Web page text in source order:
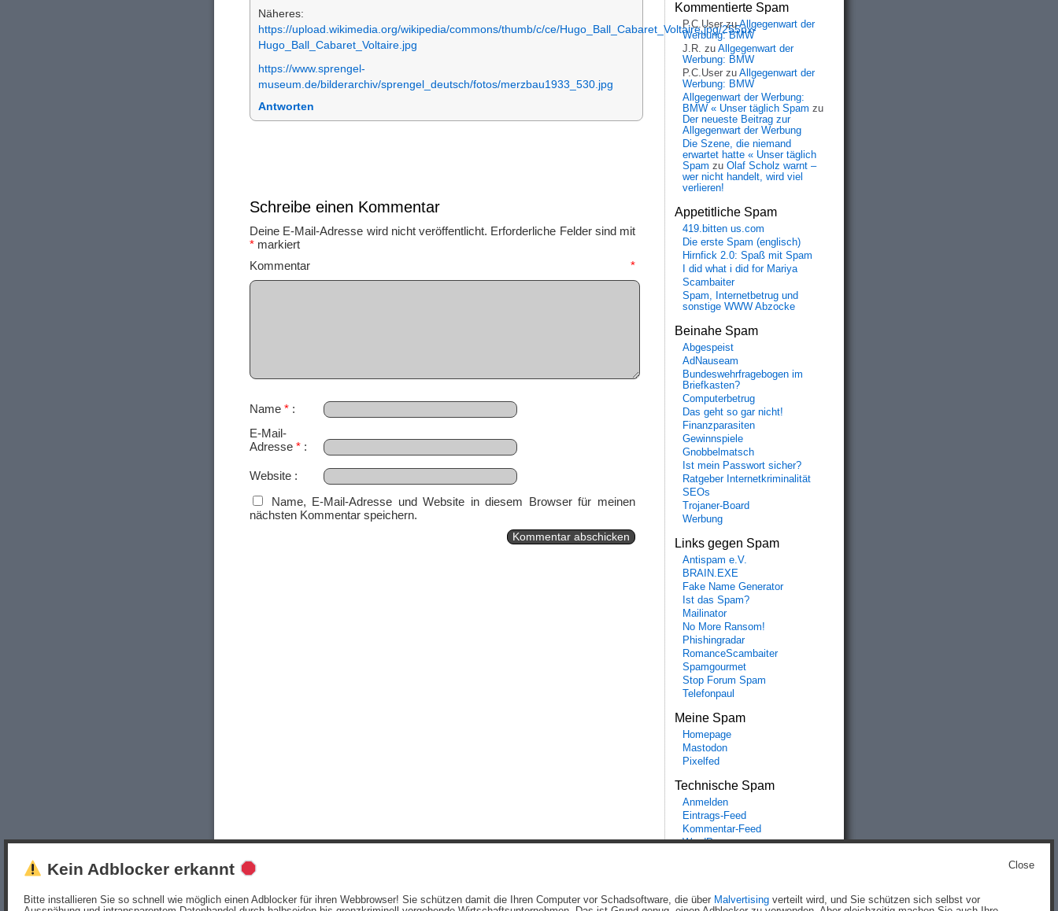
Näheres:
https://upload.wikimedia.org/wikipedia/commons/thumb/c/ce/Hugo_Ball_Cabaret_Voltaire.jpg/255px-
Hugo_Ball_Cabaret_Voltaire.jpg
https://www.sprengel-
museum.de/bilderarchiv/sprengel_deutsch/fotos/merzbau1933_530.jpg
Antworten
Schreibe einen Kommentar
Deine E-Mail-Adresse wird nicht veröffentlicht. Erforderliche Felder sind mit
* markiert
Kommentar *
Name *
E-Mail-
Adresse *
Website
Name, E-Mail-Adresse und Website in diesem Browser für meinen
nächsten Kommentar speichern.
Kommentierte Spam
P.C.UserzuAllgegenwart der
Werbung: BMW
J.R. zu Allgegenwart der
Werbung: BMW
P.C.User zu Allgegenwart der
Werbung: BMW
Allgegenwart der Werbung:
BMW « Unser täglich Spam zu
Der neueste Beitrag zur
Allgegenwart der Werbung
Die Szene, die niemand
erwartet hatte « Unser täglich
Spam zu Olaf Scholz warnt –
wer nicht handelt, wird viel
verlieren!
Appetitliche Spam
419.bitten us.com
Die erste Spam (englisch)
Hirnfick 2.0: Spaß mit Spam
I did what i did for Mariya
Scambaiter
Spam, Internetbetrug und
sonstige WWW Abzocke
Beinahe Spam
Abgespeist
AdNauseam
Bundeswehrfragebogen im
Briefkasten?
Computerbetrug
Das geht so gar nicht!
Finanzparasiten
Gewinnspiele
Gnobbelmatsch
Ist mein Passwort sicher?
Ratgeber Internetkriminalität
SEOs
Trojaner-Board
Werbung
Links gegen Spam
Antispam e.V.
BRAIN.EXE
Fake Name Generator
Ist das Spam?
Mailinator
No More Ransom!
Phishingradar
RomanceScambaiter
Spamgourmet
Stop Forum Spam
Telefonpaul
Meine Spam
Homepage
Mastodon
Pixelfed
Technische Spam
Anmelden
Eintrags-Feed
Kommentar-Feed
WordPress.org
Beiträge (RSS)undKommentare (RSS).
Close
Kein Adblocker erkannt
Bitte installieren Sie so schnell wie möglich einen Adblocker für ihren Webbrowser! Sie schützen damit die Ihren Computer vor Schadsoftware, die über Malvertising verteilt wird, und Sie schützen sich selbst vor